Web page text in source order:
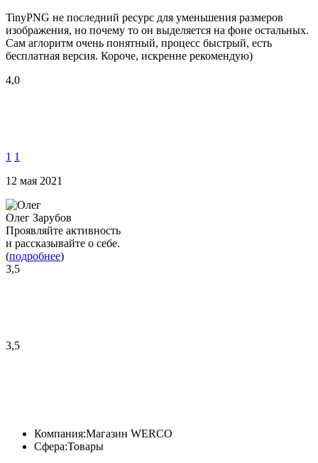
TinyPNG не последний ресурс для уменьшения размеров
изображения, но почему то он выделяется на фоне остальных.
Сам аглоритм очень понятный, процесс быстрый, есть
бесплатная версия. Короче, искренне рекомендую)
4,0
1 1
12 мая 2021
Олег Зарубов
Проявляйте активность
и рассказывайте о себе.
(подробнее)
3,5
3,5
Компания:Магазин WERCO
Сфера:Товары